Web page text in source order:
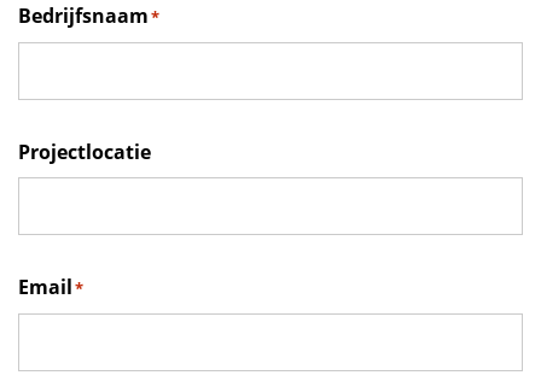
Bedrijfsnaam*
Projectlocatie
Email*